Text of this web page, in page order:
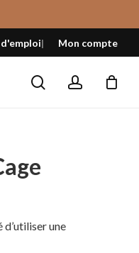
Mon compte
searchaccount
Fermer
le
panier
une